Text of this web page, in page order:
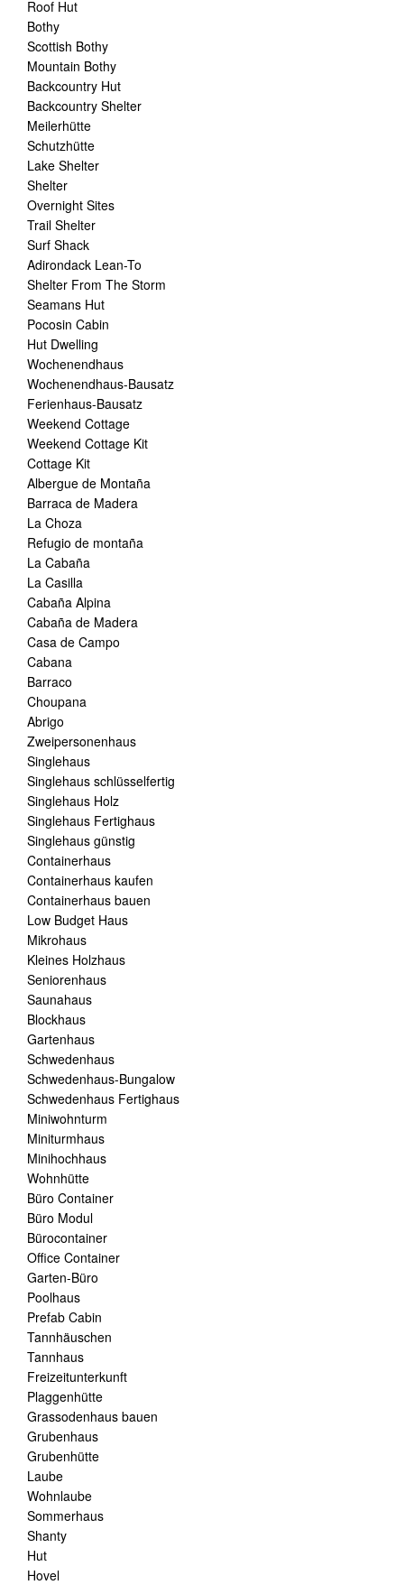
Roof Hut
Bothy
Scottish Bothy
Mountain Bothy
Backcountry Hut
Backcountry Shelter
Meilerhütte
Schutzhütte
Lake Shelter
Shelter
Overnight Sites
Trail Shelter
Surf Shack
Adirondack Lean-To
Shelter From The Storm
Seamans Hut
Pocosin Cabin
Hut Dwelling
Wochenendhaus
Wochenendhaus-Bausatz
Ferienhaus-Bausatz
Weekend Cottage
Weekend Cottage Kit
Cottage Kit
Albergue de Montaña
Barraca de Madera
La Choza
Refugio de montaña
La Cabaña
La Casilla
Cabaña Alpina
Cabaña de Madera
Casa de Campo
Cabana
Barraco
Choupana
Abrigo
Zweipersonenhaus
Singlehaus
Singlehaus schlüsselfertig
Singlehaus Holz
Singlehaus Fertighaus
Singlehaus günstig
Containerhaus
Containerhaus kaufen
Containerhaus bauen
Low Budget Haus
Mikrohaus
Kleines Holzhaus
Seniorenhaus
Saunahaus
Blockhaus
Gartenhaus
Schwedenhaus
Schwedenhaus-Bungalow
Schwedenhaus Fertighaus
Miniwohnturm
Miniturmhaus
Minihochhaus
Wohnhütte
Büro Container
Büro Modul
Bürocontainer
Office Container
Garten-Büro
Poolhaus
Prefab Cabin
Tannhäuschen
Tannhaus
Freizeitunterkunft
Plaggenhütte
Grassodenhaus bauen
Grubenhaus
Grubenhütte
Laube
Wohnlaube
Sommerhaus
Shanty
Hut
Hovel